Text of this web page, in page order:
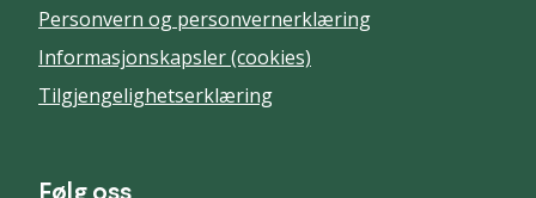
Personvern og personvernerklæring
Informasjonskapsler (cookies)
Tilgjengelighetserklæring